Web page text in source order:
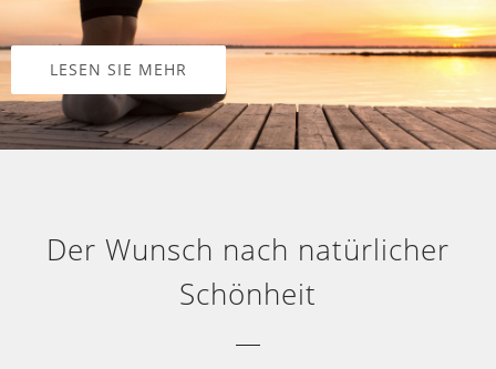
LESEN SIE MEHR
Der Wunsch nach natürlicher
Schönheit